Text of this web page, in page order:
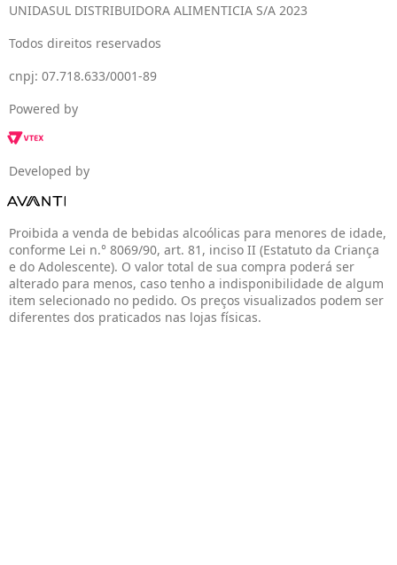
UNIDASUL DISTRIBUIDORA ALIMENTICIA S/A 2023
Todos direitos reservados
cnpj: 07.718.633/0001-89
Powered by
Developed by
Proibida a venda de bebidas alcoólicas para menores de idade,
conforme Lei n.° 8069/90, art. 81, inciso II (Estatuto da Criança
e do Adolescente). O valor total de sua compra poderá ser
alterado para menos, caso tenho a indisponibilidade de algum
item selecionado no pedido. Os preços visualizados podem ser
diferentes dos praticados nas lojas físicas.